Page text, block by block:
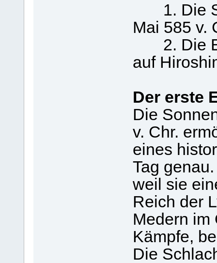
1. Die
Mai 585 v.
2. Die
auf
Der erste
Die
v. Chr.
eines
Tag
weil sie
Reich der
Medern im
Kämpfe,
Die